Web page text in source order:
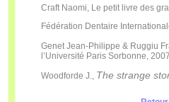
Craft Naomi, Le petit livre des
Fédération Dentaire
Genet Jean-Philippe & Ruggiu
l’Université Paris Sorbonne,
Woodforde J., The strange